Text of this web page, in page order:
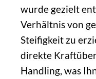
wurde gezielt
Verhältnis von
Steifigkeit zu
direkte
Handling, was